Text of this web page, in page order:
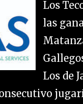
Los
las
Los de